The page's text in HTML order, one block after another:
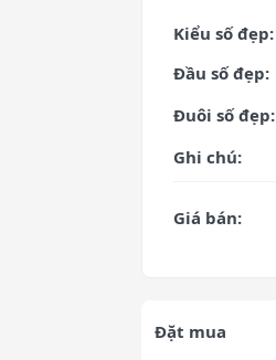
Kiểu số đẹp:
Đầu số đẹp:
Đuôi số đẹp:
Ghi chú:
Giá bán:
Đặt mua